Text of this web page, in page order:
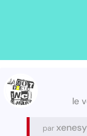
le
par